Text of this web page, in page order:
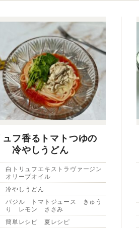
ュフ香るトマトつゆの
冷やしうどん
白トリュフエキストラヴァージン
オリーブオイル
冷やしうどん
バジル トマトジュース きゅう
り レモン ささみ
簡単レシピ 夏レシピ